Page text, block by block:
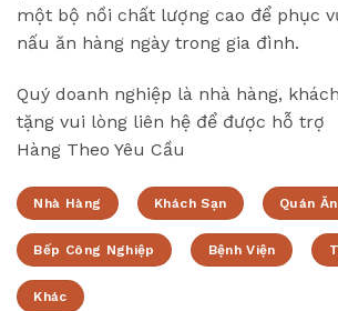
một bộ nồi chất lượng cao để phục
nấu ăn hàng ngày trong gia đình.
Quý doanh nghiệp là nhà hàng,
tặng vui lòng liên hệ để được hỗ trợ
Hàng Theo Yêu Cầu
Nhà Hàng Khách Sạn Quán Ăn
Bếp Công Nghiệp Bệnh Viện
Khác